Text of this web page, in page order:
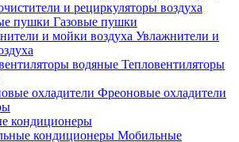
и рециркуляторы воздуха
Газовые пушки
Увлажнители и
Тепловентиляторы
Фреоновые охладители
кондиционеры
Мобильные